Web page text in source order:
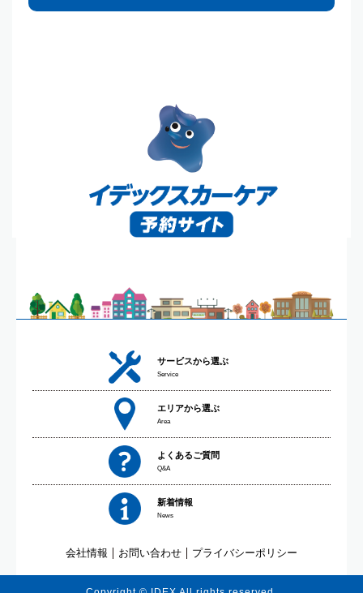
サービスから選ぶ
Service
エリアから選ぶ
Area
よくあるご質問
Q&A
新着情報
News
会社情報 お問い合わせ プライバシーポリシー